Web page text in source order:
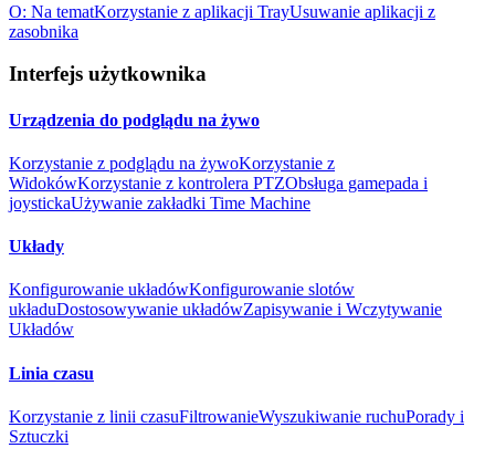
O: Na tematKorzystanie z aplikacji TrayUsuwanie aplikacji z
zasobnika
Interfejs użytkownika
Urządzenia do podglądu na żywo
Korzystanie z podglądu na żywoKorzystanie z
WidokówKorzystanie z kontrolera PTZObsługa gamepada i
joystickaUżywanie zakładki Time Machine
Układy
Konfigurowanie układówKonfigurowanie slotów
układuDostosowywanie układówZapisywanie i Wczytywanie
Układów
Linia czasu
Korzystanie z linii czasuFiltrowanieWyszukiwanie ruchuPorady i
Sztuczki